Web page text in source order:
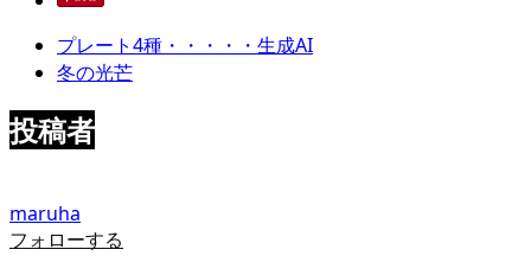
プレート4種・・・・・生成AI
冬の光芒
投稿者
maruha
フォローする